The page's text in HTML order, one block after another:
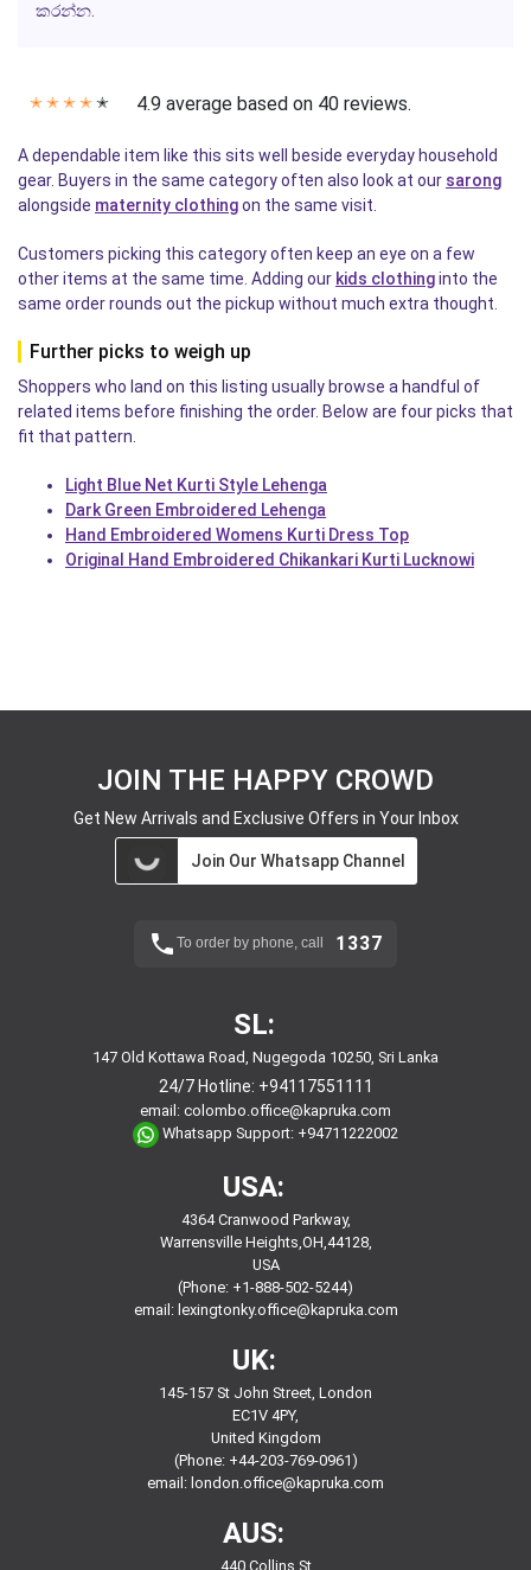
කරන්න.
✭ ✭ ✭ ✭ ✭ 4.9 average based on 40 reviews.
A dependable item like this sits well beside everyday household
gear. Buyers in the same category often also look at our sarong
alongside maternity clothingon the same visit.
Customers picking this category often keep an eye on a few
other items at the same time. Adding our kids clothinginto the
same order rounds out the pickup without much extra thought.
Further picks to weigh up
Shoppers who land on this listing usually browse a handful of
related items before finishing the order. Below are four picks that
fit that pattern.
Light Blue Net Kurti Style Lehenga
Dark Green Embroidered Lehenga
Hand Embroidered Womens Kurti Dress Top
Original Hand Embroidered Chikankari Kurti Lucknowi
JOIN THE HAPPY CROWD
Get New Arrivals and Exclusive Offers in Your Inbox
Join Our Whatsapp Channel
To order by phone, call 1337
SL:
147 Old Kottawa Road, Nugegoda 10250, Sri Lanka
24/7 Hotline: +94117551111
email: colombo.office@kapruka.com
Whatsapp Support: +94711222002
USA:
4364 Cranwood Parkway,
Warrensville Heights,OH,44128,
USA
(Phone: +1-888-502-5244)
email: lexingtonky.office@kapruka.com
UK:
145-157 St John Street, London
EC1V 4PY,
United Kingdom
(Phone: +44-203-769-0961)
email: london.office@kapruka.com
AUS:
440 Collins St